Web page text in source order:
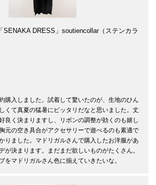
SENAKA DRESS」soutiencollar（ステンカラ
購入しました。試着して驚いたのが、生地のひん
くて真夏の猛暑にピッタリだなと思いました。丈
良く決まりますし、リボンの調整が効くのも嬉し
元の空き具合がアクセサリーで遊べるのも素適で
りました。マドリガルさんで購入したお洋服があ
が決まります。まだまだ欲しいものがたくさん。
をマドリガルさん色に揃えていきたいな。